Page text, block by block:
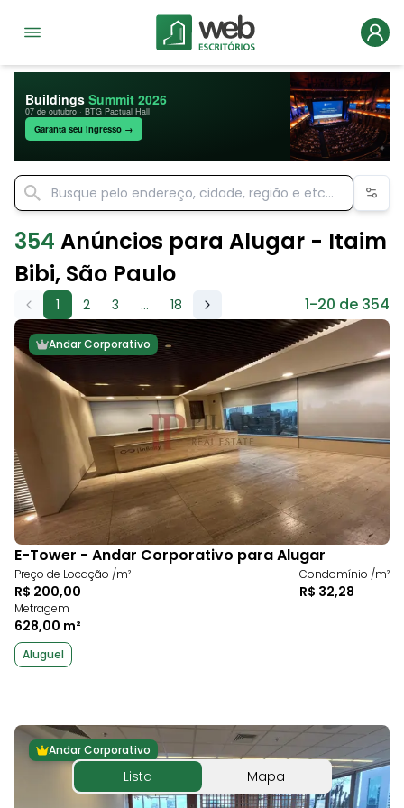
Buildings Summit 2026
07 de outubro · BTG Pactual Hall
Garanta seu ingresso →
354 Anúncios para Alugar - Itaim
Bibi, São Paulo
1 2 3 ... 18 1-20 de 354
Andar Corporativo
E-Tower - Andar Corporativo para Alugar
Preço de Locação /m²
R$ 200,00
Condomínio /m²
R$ 32,28
Metragem
628,00 m²
Aluguel
Andar Corporativo
Lista Mapa